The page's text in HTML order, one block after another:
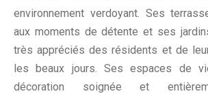
environnement verdoyant. Ses
aux moments de détente et ses
très appréciés des résidents et de
les beaux jours. Ses espaces de
décoration soignée et